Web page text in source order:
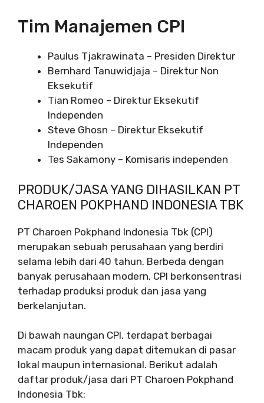
Tim Manajemen CPI
Paulus Tjakrawinata – Presiden Direktur
Bernhard Tanuwidjaja – Direktur Non
Eksekutif
Tian Romeo – Direktur Eksekutif
Independen
Steve Ghosn – Direktur Eksekutif
Independen
Tes Sakamony – Komisaris independen
PRODUK/JASA YANG DIHASILKAN PT
CHAROEN POKPHAND INDONESIA TBK
PT Charoen Pokphand Indonesia Tbk (CPI)
merupakan sebuah perusahaan yang berdiri
selama lebih dari 40 tahun. Berbeda dengan
banyak perusahaan modern, CPI berkonsentrasi
terhadap produksi produk dan jasa yang
berkelanjutan.
Di bawah naungan CPI, terdapat berbagai
macam produk yang dapat ditemukan di pasar
lokal maupun internasional. Berikut adalah
daftar produk/jasa dari PT Charoen Pokphand
Indonesia Tbk: